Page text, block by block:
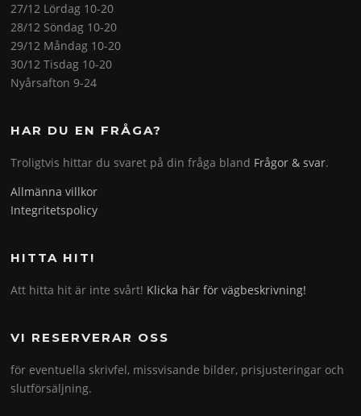
27/12 Lördag 10-20
28/12 Söndag 10-20
29/12 Måndag 10-20
30/12 Tisdag 10-20
Nyårsafton 9-24
HAR DU EN FRÅGA?
Troligtvis hittar du svaret på din fråga bland Frågor & svar.
Allmänna villkor
Integritetspolicy
HITTA HIT!
Att hitta hit är inte svårt! Klicka här för vägbeskrivning!
VI RESERVERAR OSS
för eventuella skrivfel, missvisande bilder, prisjusteringar och
slutförsäljning.